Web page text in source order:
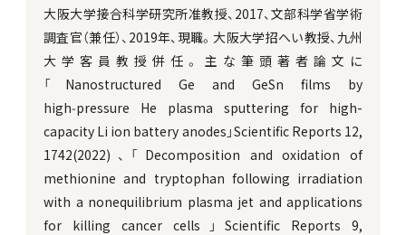
大阪大学接合科学研究所准教授、2017、文部科学省学術
調査官（兼任）、2019年、現職。大阪大学招へい教授、九州
大学客員教授併任。主な筆頭著者論文に
「Nanostructured Ge and GeSn films by
high‑pressure He plasma sputtering for high-
capacity Li ion battery anodes」Scientific Reports 12,
1742(2022)、「Decomposition and oxidation of
methionine and tryptophan following irradiation
with a nonequilibrium plasma jet and applications
for killing cancer cells」Scientific Reports 9,